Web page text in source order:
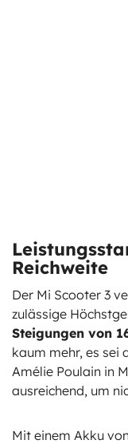
Reichweite
Der Mi Scooter 3
zulässige
Steigungen von
kaum mehr, es sei
Amélie Poulain in
ausreichend, um
Mit einem Akku